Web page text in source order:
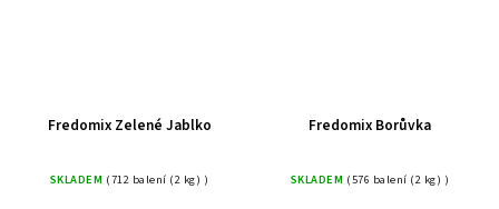
Fredomix Zelené Jablko
SKLADEM (712 balení (2 kg) )
Fredomix Borůvka
SKLADEM (576 balení (2 kg) )